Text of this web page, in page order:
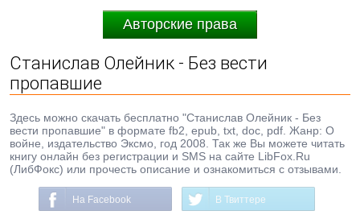
Авторские права
Станислав Олейник - Без вести
пропавшие
Здесь можно скачать бесплатно "Станислав Олейник - Без
вести пропавшие" в формате fb2, epub, txt, doc, pdf. Жанр: О
войне, издательство Эксмо, год 2008. Так же Вы можете читать
книгу онлайн без регистрации и SMS на сайте LibFox.Ru
(ЛибФокс) или прочесть описание и ознакомиться с отзывами.
На Facebook В Твиттере